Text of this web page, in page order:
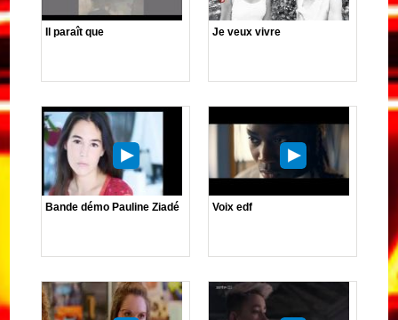
Il paraît que Je veux vivre
Bande démo Pauline Ziadé Voix edf